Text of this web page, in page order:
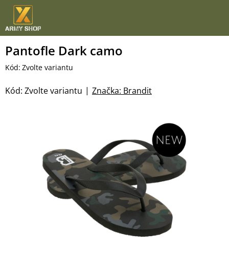
Přejít
obsah
Pantofle Dark camo
Kód: Zvolte variantu
Značka: Brandit
Kód: Zvolte variantu